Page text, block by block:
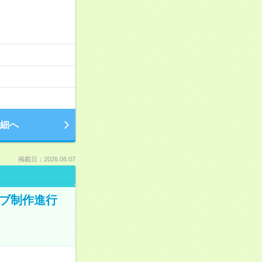
へ
掲載日：2026.08.07
制作進行